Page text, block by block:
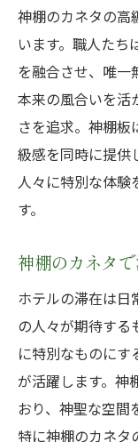
神棚のカネタの高
います。職人たち
を融合させ、唯一
本来の風合いを活
さを追求。神棚
級感を同時に提供
人々に特別な体験
す。
神棚のカネタ
ホテルの滞在は日
の人々が期待する
に特別なものに
が活躍します。神
おり、神聖な空間
特に神棚のカネタ